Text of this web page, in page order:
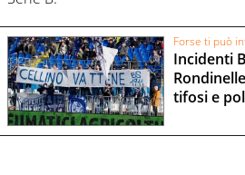
Forse ti può
Incidenti
tifosi e